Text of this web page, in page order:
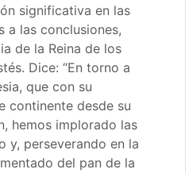
significativa en las
a las conclusiones,
de la Reina de los
Dice: “En torno a
que con su
continente desde su
hemos implorado las
y, perseverando en la
del pan de la